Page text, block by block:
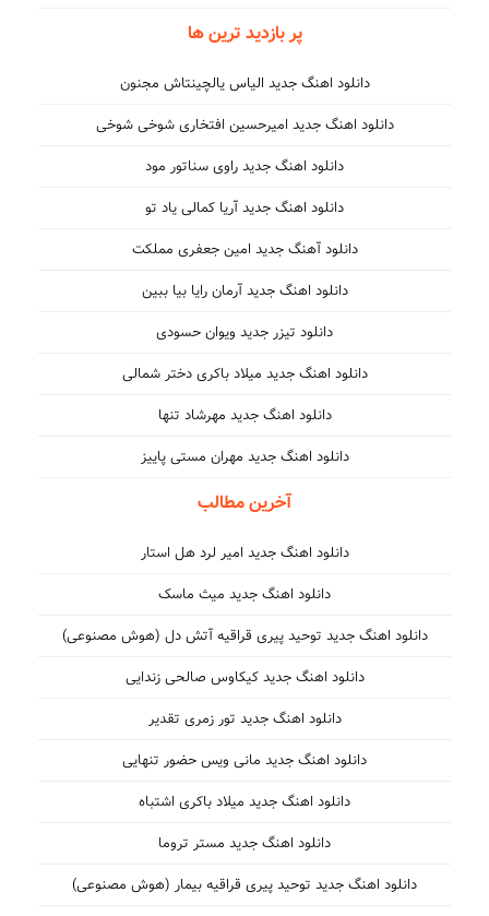
پر بازدید ترین ها
دانلود اهنگ جدید الیاس یالچینتاش مجنون
دانلود اهنگ جدید امیرحسین افتخاری شوخی شوخی
دانلود اهنگ جدید راوی سناتور مود
دانلود اهنگ جدید آریا کمالی یاد تو
دانلود آهنگ جدید امین جعفری مملکت
دانلود اهنگ جدید آرمان رایا بیا ببین
دانلود تیزر جدید ویوان حسودی
دانلود اهنگ جدید میلاد باکری دختر شمالی
دانلود اهنگ جدید مهرشاد تنها
دانلود اهنگ جدید مهران مستی پاییز
آخرین مطالب
دانلود اهنگ جدید امیر لرد هل استار
دانلود اهنگ جدید میث ماسک
دانلود اهنگ جدید توحید پیری قراقیه آتش دل (هوش مصنوعی)
دانلود اهنگ جدید کیکاوس صالحی زندایی
دانلود اهنگ جدید تور زمری تقدیر
دانلود اهنگ جدید مانی ویس حضور تنهایی
دانلود اهنگ جدید میلاد باکری اشتباه
دانلود اهنگ جدید مستر تروما
دانلود اهنگ جدید توحید پیری قراقیه بیمار (هوش مصنوعی)